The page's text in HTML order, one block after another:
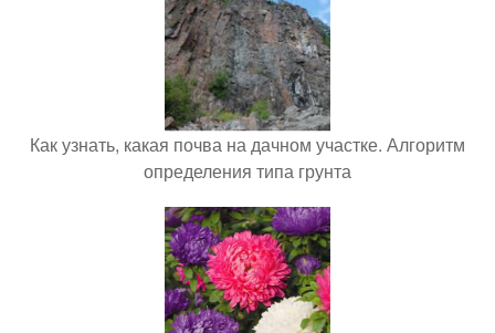
Как узнать, какая почва на дачном участке. Алгоритм
определения типа грунта